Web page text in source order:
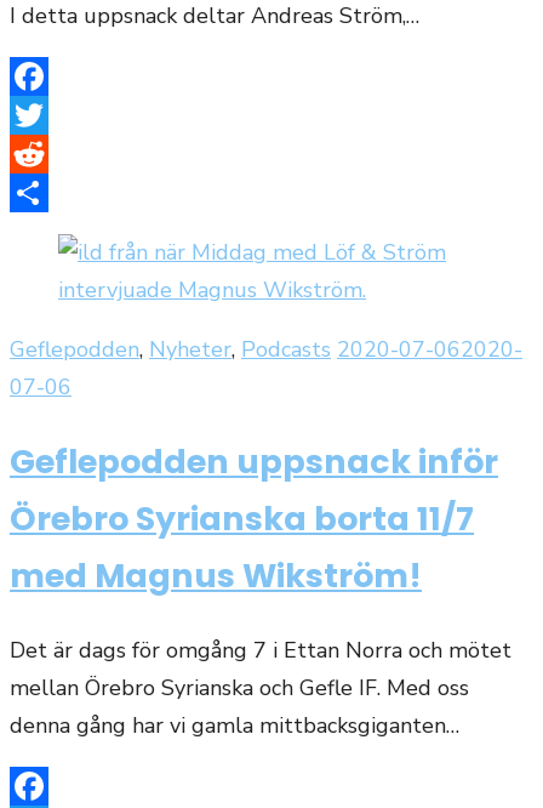
I detta uppsnack deltar Andreas Ström,…
Facebook
Twitter
Reddit
Geflepodden, Nyheter, Podcasts Publicerat
2020-07-062020-
07-06
Geflepodden uppsnack inför
Örebro Syrianska borta 11/7
med Magnus Wikström!
Det är dags för omgång 7 i Ettan Norra och mötet
mellan Örebro Syrianska och Gefle IF. Med oss
denna gång har vi gamla mittbacksgiganten…